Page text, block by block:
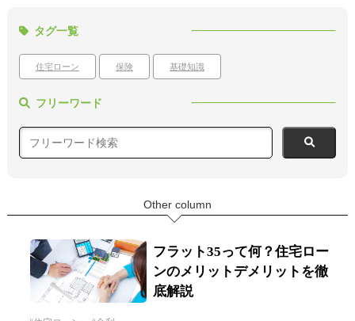
タグ一覧
住宅ローン 保険 基礎知識
フリーワード
Other column